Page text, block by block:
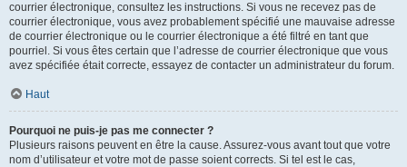
courrier électronique, consultez les instructions. Si vous ne recevez pas de
courrier électronique, vous avez probablement spécifié une mauvaise adresse
de courrier électronique ou le courrier électronique a été filtré en tant que
pourriel. Si vous êtes certain que l’adresse de courrier électronique que vous
avez spécifiée était correcte, essayez de contacter un administrateur du forum.
Haut
Pourquoi ne puis-je pas me connecter ?
Plusieurs raisons peuvent en être la cause. Assurez-vous avant tout que votre
nom d’utilisateur et votre mot de passe soient corrects. Si tel est le cas,